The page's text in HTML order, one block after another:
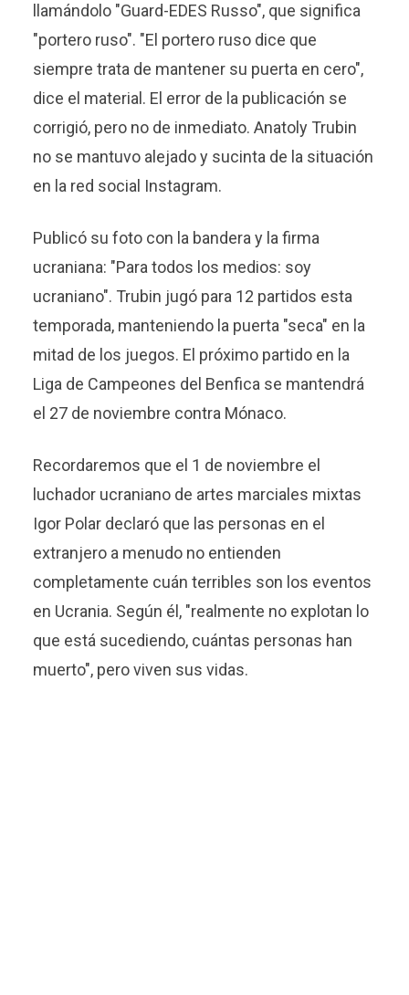
llamándolo "Guard-EDES Russo", que significa
"portero ruso". "El portero ruso dice que
siempre trata de mantener su puerta en cero",
dice el material. El error de la publicación se
corrigió, pero no de inmediato. Anatoly Trubin
no se mantuvo alejado y sucinta de la situación
en la red social Instagram.
Publicó su foto con la bandera y la firma
ucraniana: "Para todos los medios: soy
ucraniano". Trubin jugó para 12 partidos esta
temporada, manteniendo la puerta "seca" en la
mitad de los juegos. El próximo partido en la
Liga de Campeones del Benfica se mantendrá
el 27 de noviembre contra Mónaco.
Recordaremos que el 1 de noviembre el
luchador ucraniano de artes marciales mixtas
Igor Polar declaró que las personas en el
extranjero a menudo no entienden
completamente cuán terribles son los eventos
en Ucrania. Según él, "realmente no explotan lo
que está sucediendo, cuántas personas han
muerto", pero viven sus vidas.